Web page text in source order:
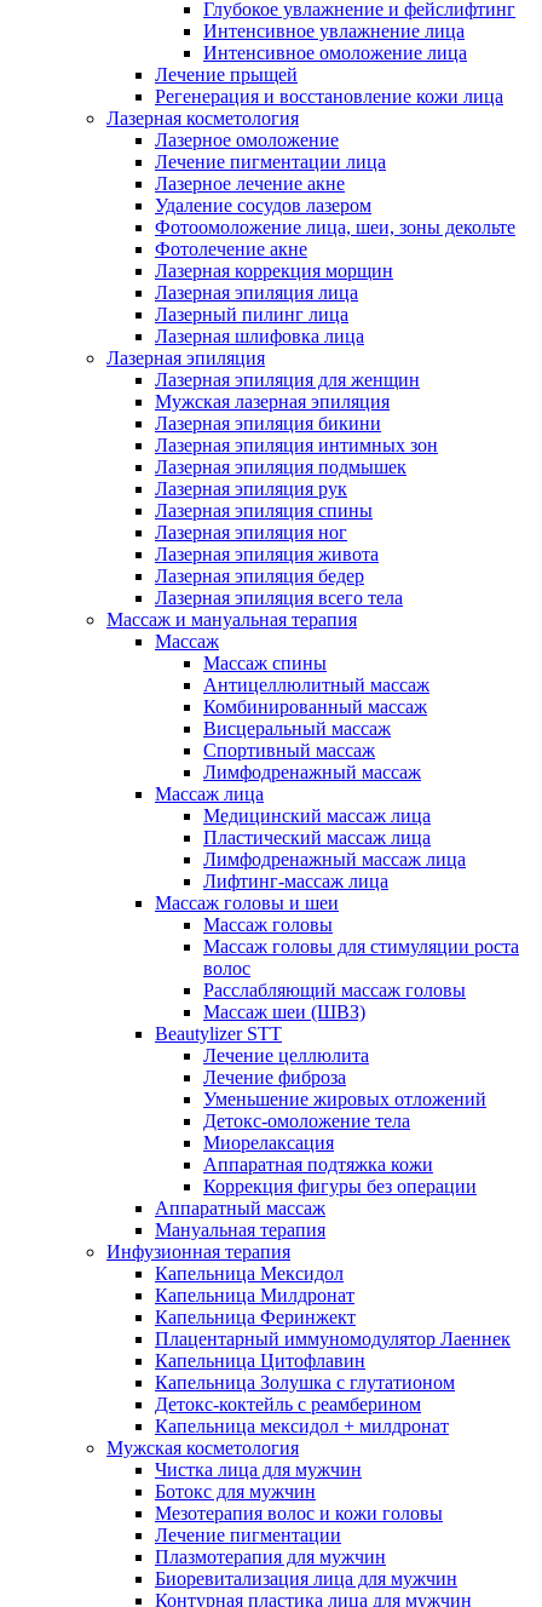
Глубокое увлажнение и фейслифтинг
Интенсивное увлажнение лица
Интенсивное омоложение лица
Лечение прыщей
Регенерация и восстановление кожи лица
Лазерная косметология
Лазерное омоложение
Лечение пигментации лица
Лазерное лечение акне
Удаление сосудов лазером
Фотоомоложение лица, шеи, зоны декольте
Фотолечение акне
Лазерная коррекция морщин
Лазерная эпиляция лица
Лазерный пилинг лица
Лазерная шлифовка лица
Лазерная эпиляция
Лазерная эпиляция для женщин
Мужская лазерная эпиляция
Лазерная эпиляция бикини
Лазерная эпиляция интимных зон
Лазерная эпиляция подмышек
Лазерная эпиляция рук
Лазерная эпиляция спины
Лазерная эпиляция ног
Лазерная эпиляция живота
Лазерная эпиляция бедер
Лазерная эпиляция всего тела
Массаж и мануальная терапия
Массаж
Массаж спины
Антицеллюлитный массаж
Комбинированный массаж
Висцеральный массаж
Спортивный массаж
Лимфодренажный массаж
Массаж лица
Медицинский массаж лица
Пластический массаж лица
Лимфодренажный массаж лица
Лифтинг-массаж лица
Массаж головы и шеи
Массаж головы
Массаж головы для стимуляции роста
волос
Расслабляющий массаж головы
Массаж шеи (ШВЗ)
Beautylizer STT
Лечение целлюлита
Лечение фиброза
Уменьшение жировых отложений
Детокс-омоложение тела
Миорелаксация
Аппаратная подтяжка кожи
Коррекция фигуры без операции
Аппаратный массаж
Мануальная терапия
Инфузионная терапия
Капельница Мексидол
Капельница Милдронат
Капельница Феринжект
Плацентарный иммуномодулятор Лаеннек
Капельница Цитофлавин
Капельница Золушка с глутатионом
Детокс-коктейль с реамберином
Капельница мексидол + милдронат
Мужская косметология
Чистка лица для мужчин
Ботокс для мужчин
Мезотерапия волос и кожи головы
Лечение пигментации
Плазмотерапия для мужчин
Биоревитализация лица для мужчин
Контурная пластика лица для мужчин